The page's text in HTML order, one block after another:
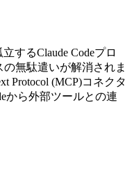
するClaude Codeプロ
無駄遣いが解消されま
Protocol (MCP)コネクタ
から外部ツールとの連